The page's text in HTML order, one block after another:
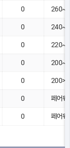
0
0
0
0
0 200>
0 페어웨
0 페어웨